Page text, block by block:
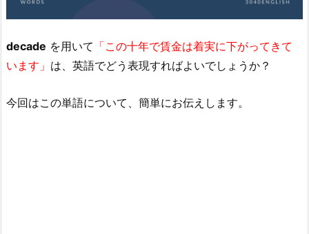
decade を用いて 「この十年で賃金は着実に下がってきて
います」 は、英語でどう表現すればよいでしょうか？
今回はこの単語について、簡単にお伝えします。